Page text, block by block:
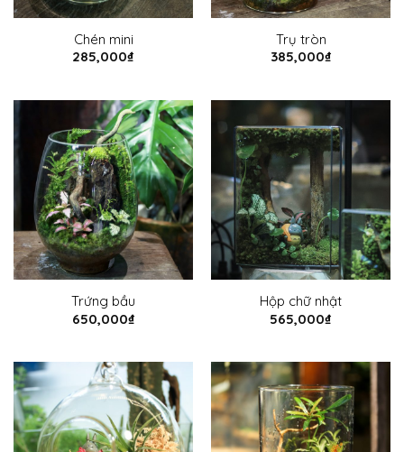
Chén mini
285,000₫
Trụ tròn
385,000₫
Trứng bầu
650,000₫
Hộp chữ nhật
565,000₫